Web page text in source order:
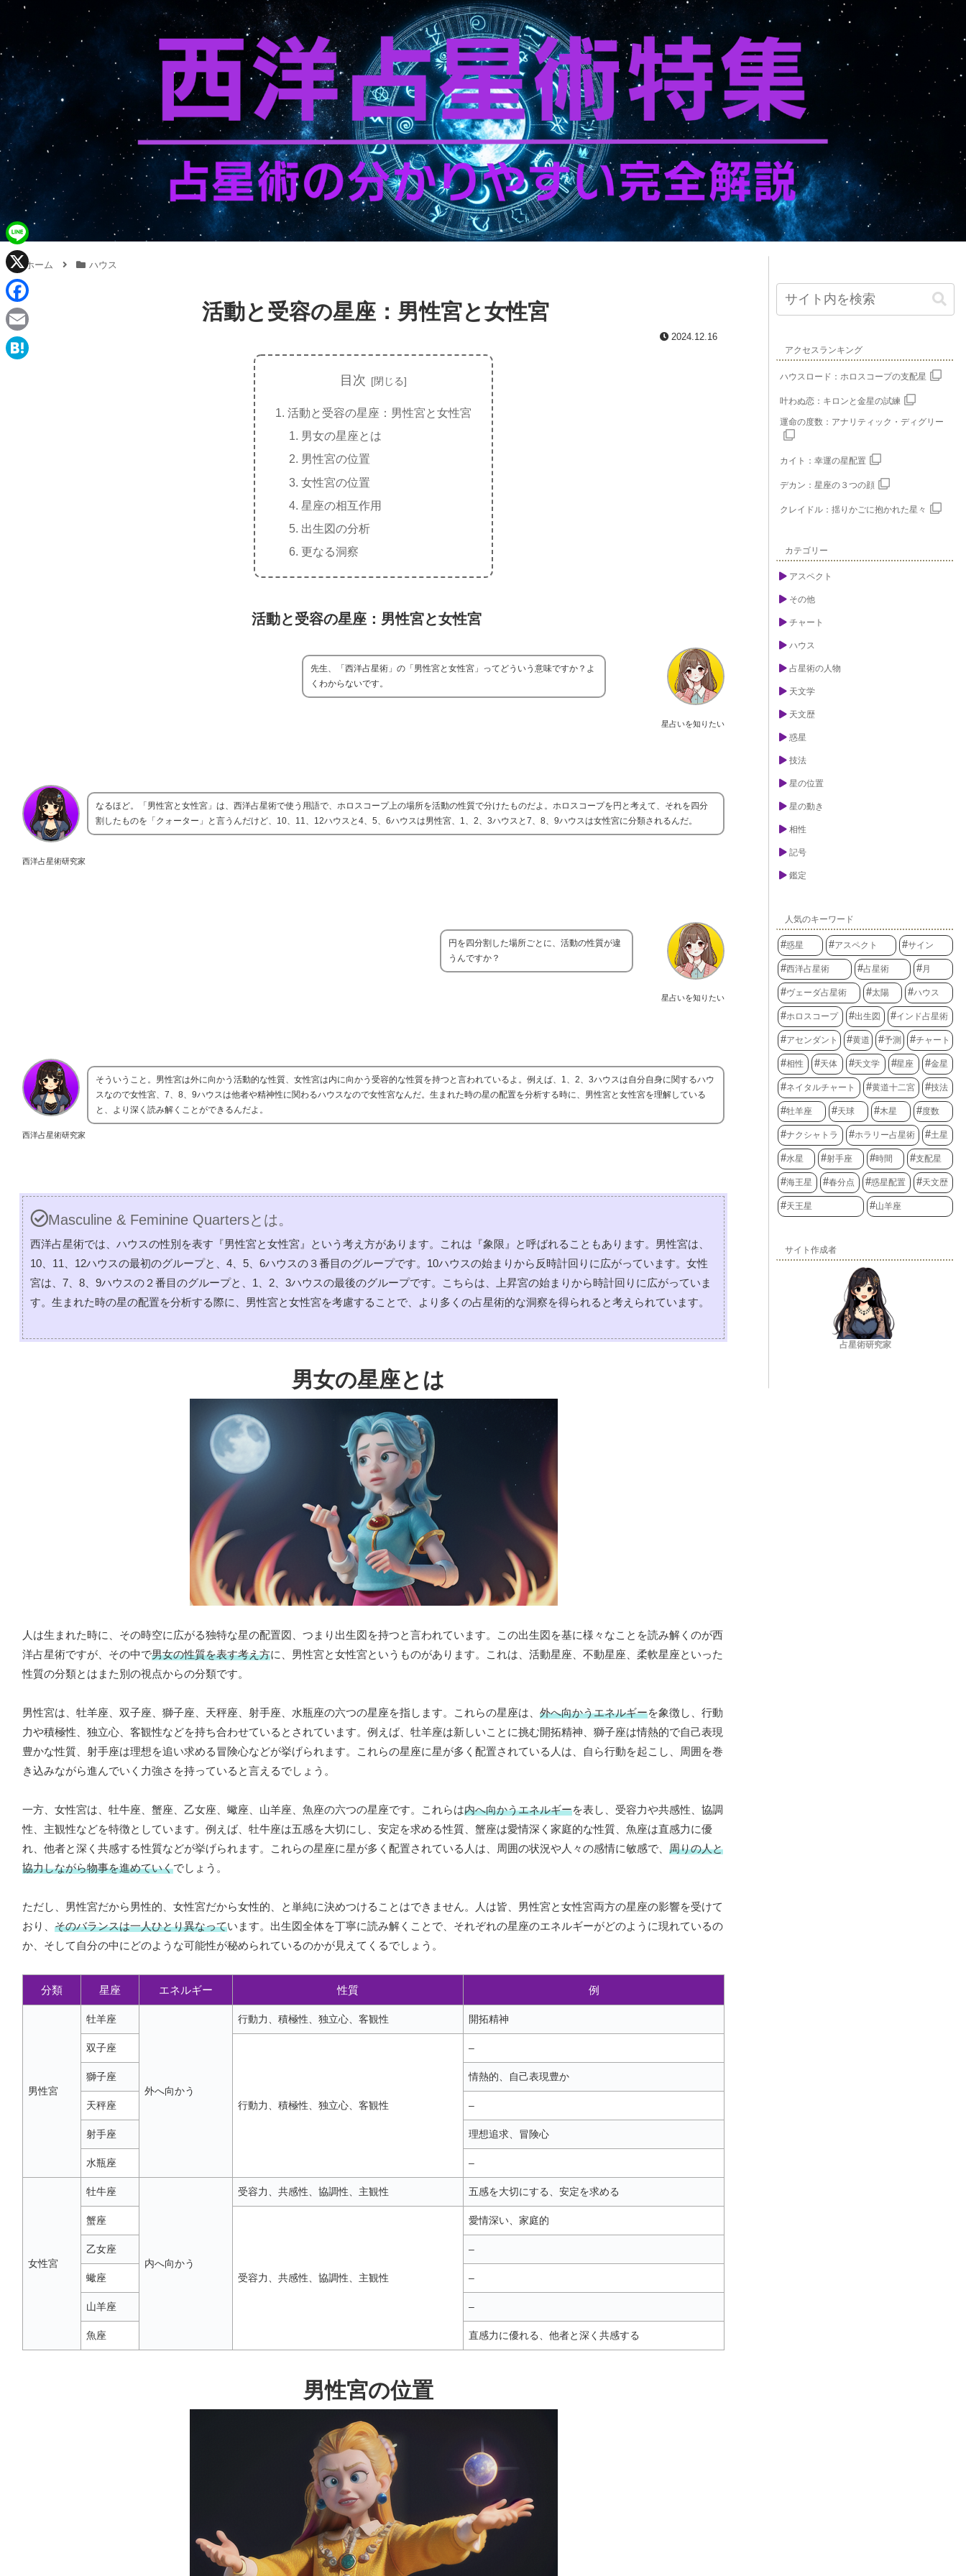
ホーム ハウス
活動と受容の星座：男性宮と女性宮
2024.12.16
目次
活動と受容の星座：男性宮と女性宮
男女の星座とは
男性宮の位置
女性宮の位置
星座の相互作用
出生図の分析
更なる洞察
活動と受容の星座：男性宮と女性宮
星占いを知りたい
先生、「西洋占星術」の「男性宮と女性宮」ってどういう意味ですか？よ
くわからないです。
西洋占星術研究家
なるほど。「男性宮と女性宮」は、西洋占星術で使う用語で、ホロスコープ上の場所を活動の性質で分けたものだよ。ホロスコープを円と考えて、それを四分
割したものを「クォーター」と言うんだけど、10、11、12ハウスと4、5、6ハウスは男性宮、1、2、3ハウスと7、8、9ハウスは女性宮に分類されるんだ。
星占いを知りたい
円を四分割した場所ごとに、活動の性質が違
うんですか？
西洋占星術研究家
そういうこと。男性宮は外に向かう活動的な性質、女性宮は内に向かう受容的な性質を持つと言われているよ。例えば、1、2、3ハウスは自分自身に関するハウ
スなので女性宮、7、8、9ハウスは他者や精神性に関わるハウスなので女性宮なんだ。生まれた時の星の配置を分析する時に、男性宮と女性宮を理解している
と、より深く読み解くことができるんだよ。
Masculine & Feminine Quartersとは。
西洋占星術では、ハウスの性別を表す『男性宮と女性宮』という考え方があります。これは『象限』と呼ばれることもあります。男性宮は、
10、11、12ハウスの最初のグループと、4、5、6ハウスの３番目のグループです。10ハウスの始まりから反時計回りに広がっています。女性
宮は、7、8、9ハウスの２番目のグループと、1、2、3ハウスの最後のグループです。こちらは、上昇宮の始まりから時計回りに広がっていま
す。生まれた時の星の配置を分析する際に、男性宮と女性宮を考慮することで、より多くの占星術的な洞察を得られると考えられています。
男女の星座とは
人は生まれた時に、その時空に広がる独特な星の配置図、つまり出生図を持つと言われています。この出生図を基に様々なことを読み解くのが西
洋占星術ですが、その中で男女の性質を表す考え方に、男性宮と女性宮というものがあります。これは、活動星座、不動星座、柔軟星座といった
性質の分類とはまた別の視点からの分類です。
男性宮は、牡羊座、双子座、獅子座、天秤座、射手座、水瓶座の六つの星座を指します。これらの星座は、 外へ向かうエネルギーを象徴し、行動
力や積極性、独立心、客観性などを持ち合わせているとされています。例えば、牡羊座は新しいことに挑む開拓精神、獅子座は情熱的で自己表現
豊かな性質、射手座は理想を追い求める冒険心などが挙げられます。これらの星座に星が多く配置されている人は、自ら行動を起こし、周囲を巻
き込みながら進んでいく力強さを持っていると言えるでしょう。
一方、女性宮は、牡牛座、蟹座、乙女座、蠍座、山羊座、魚座の六つの星座です。これらは内へ向かうエネルギーを表し、受容力や共感性、協調
性、主観性などを特徴としています。例えば、牡牛座は五感を大切にし、安定を求める性質、蟹座は愛情深く家庭的な性質、魚座は直感力に優
れ、他者と深く共感する性質などが挙げられます。これらの星座に星が多く配置されている人は、周囲の状況や人々の感情に敏感で、 周りの人と
協力しながら物事を進めていくでしょう。
ただし、男性宮だから男性的、女性宮だから女性的、と単純に決めつけることはできません。人は皆、男性宮と女性宮両方の星座の影響を受けて
おり、 そのバランスは一人ひとり異なっています。出生図全体を丁寧に読み解くことで、それぞれの星座のエネルギーがどのように現れているの
か、そして自分の中にどのような可能性が秘められているのかが見えてくるでしょう。
分類 星座 エネルギー 性質 例
男性宮
牡羊座
外へ向かう
行動力、積極性、独立心、客観性 開拓精神
双子座
行動力、積極性、独立心、客観性
–
獅子座 情熱的、自己表現豊か
天秤座 –
射手座 理想追求、冒険心
水瓶座 –
女性宮
牡牛座
内へ向かう
受容力、共感性、協調性、主観性 五感を大切にする、安定を求める
蟹座
受容力、共感性、協調性、主観性
愛情深い、家庭的
乙女座 –
蠍座 –
山羊座 –
魚座 直感力に優れる、他者と深く共感する
男性宮の位置
アクセスランキング
ハウスロード：ホロスコープの支配星
叶わぬ恋：キロンと金星の試練
運命の度数：アナリティック・ディグリー
カイト：幸運の星配置
デカン：星座の３つの顔
クレイドル：揺りかごに抱かれた星々
カテゴリー
アスペクト
その他
チャート
ハウス
占星術の人物
天文学
天文歴
惑星
技法
星の位置
星の動き
相性
記号
鑑定
人気のキーワード
惑星 アスペクト サイン
西洋占星術 占星術 月
ヴェーダ占星術 太陽 ハウス
ホロスコープ 出生図 インド占星術
アセンダント 黄道 予測 チャート
相性 天体 天文学 星座 金星
ネイタルチャート 黄道十二宮 技法
牡羊座 天球 木星 度数
ナクシャトラ ホラリー占星術 土星
水星 射手座 時間 支配星
海王星 春分点 惑星配置 天文歴
天王星 山羊座
サイト作成者
占星術研究家
L
n
e
X
F
a
c
E